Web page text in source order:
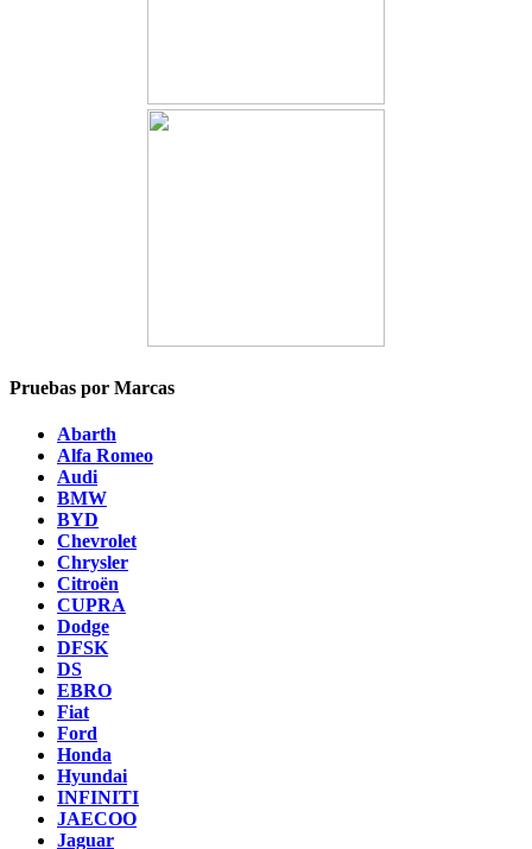
Pruebas por Marcas
Abarth
Alfa Romeo
Audi
BMW
BYD
Chevrolet
Chrysler
Citroën
CUPRA
Dodge
DFSK
DS
EBRO
Fiat
Ford
Honda
Hyundai
INFINITI
JAECOO
Jaguar